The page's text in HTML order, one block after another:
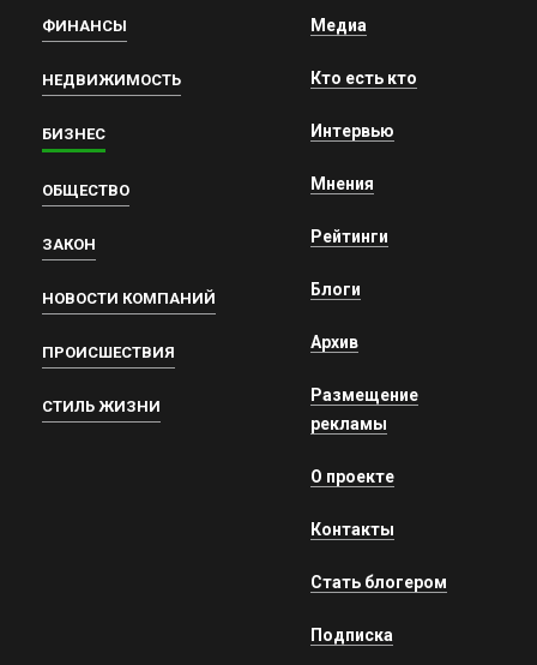
ФИНАНСЫ
НЕДВИЖИМОСТЬ
БИЗНЕС
ОБЩЕСТВО
ЗАКОН
НОВОСТИ КОМПАНИЙ
ПРОИСШЕСТВИЯ
СТИЛЬ ЖИЗНИ
Медиа
Кто есть кто
Интервью
Мнения
Рейтинги
Блоги
Архив
Размещение
рекламы
О проекте
Контакты
Стать блогером
Подписка